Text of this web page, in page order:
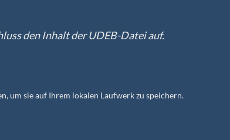
den Inhalt der UDEB-Datei auf.
um sie auf Ihrem lokalen Laufwerk zu speichern.